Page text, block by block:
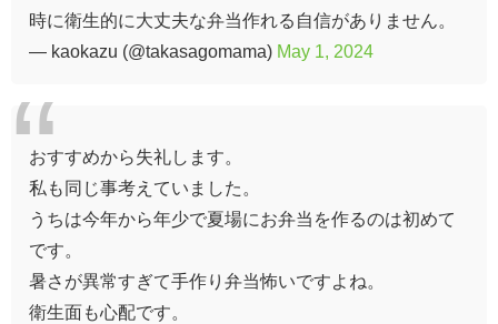
時に衛生的に大丈夫な弁当作れる自信がありません。
— kaokazu (@takasagomama) May 1, 2024
おすすめから失礼します。
私も同じ事考えていました。
うちは今年から年少で夏場にお弁当を作るのは初めて
です。
暑さが異常すぎて手作り弁当怖いですよね。
衛生面も心配です。